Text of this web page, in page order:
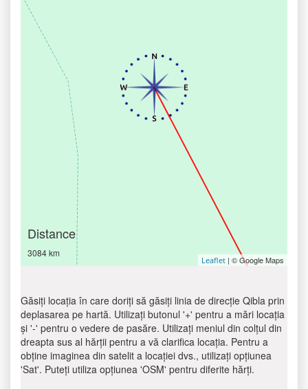
Distance
3084 km
Leaflet | © Google Maps
Găsiți locația în care doriți să găsiți linia de direcție Qibla prin
deplasarea pe hartă. Utilizați butonul '+' pentru a mări locația
și '-' pentru o vedere de pasăre. Utilizați meniul din colțul din
dreapta sus al hărții pentru a vă clarifica locația. Pentru a
obține imaginea din satelit a locației dvs., utilizați opțiunea
'Sat'. Puteți utiliza opțiunea 'OSM' pentru diferite hărți.